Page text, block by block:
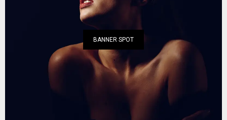
BANNER SPOT